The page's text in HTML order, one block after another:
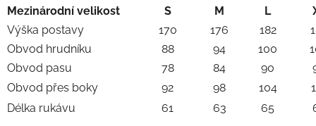
Mezinárodní velikost
S M L
Výška postavy
170 176 182
Obvod hrudníku
88 94 100
Obvod pasu
78 84 90
Obvod přes boky
92 98 104
Délka rukávu
61 63 65